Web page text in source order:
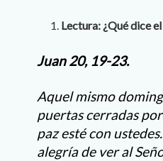
Lectura: ¿Qué dice
Juan 20, 19-23.
Aquel mismo
puertas cerradas
paz esté con
alegría de ver al